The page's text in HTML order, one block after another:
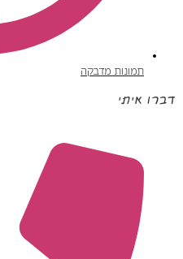
תמונות מדבקה
דברו איתי